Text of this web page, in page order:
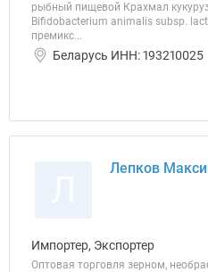
рыбный пищевой Крахмал
Bifidobacterium animalis subsp.
премикс...
Беларусь ИНН: 193210025
Лепков
Импортер, Экспортер
Оптовая торговля зерном,